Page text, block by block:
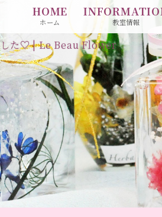
HOME
ホーム 教室情報
した♡ | Le Beau Flower